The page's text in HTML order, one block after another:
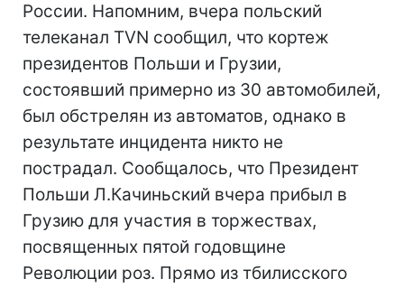
России. Напомним, вчера польский
телеканал TVN сообщил, что кортеж
президентов Польши и Грузии,
состоявший примерно из 30 автомобилей,
был обстрелян из автоматов, однако в
результате инцидента никто не
пострадал. Сообщалось, что Президент
Польши Л.Качиньский вчера прибыл в
Грузию для участия в торжествах,
посвященных пятой годовщине
Революции роз. Прямо из тбилисского